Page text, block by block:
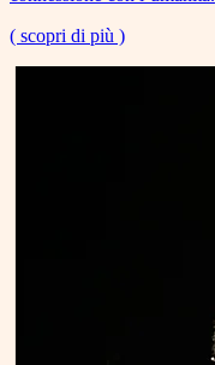
( scopri di più )